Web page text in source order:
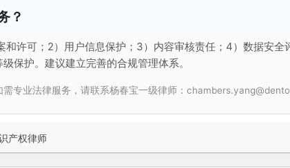
？
和许可；2）用户信息保护；3）内容审核责任；4）数据安全
保护。建议建立完善的合规管理体系。
需专业法律服务，请联系杨春宝一级律师：
产权律师